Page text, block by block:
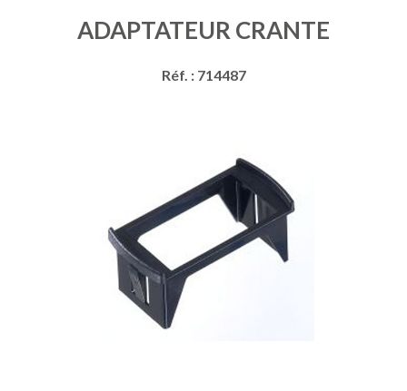
ADAPTATEUR CRANTE
Réf. : 714487